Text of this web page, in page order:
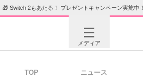
🎁 Switch 2もあたる！ プレゼントキャンペーン実施中！
メディア
TOP ニュース